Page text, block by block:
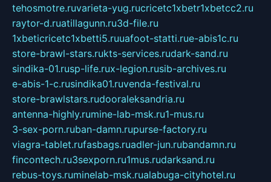
tehosmotre.ruvarieta-yug.rucricetc1xbetr1xbetcc2.ru
raytor-d.ruatillagunn.ru3d-file.ru
1xbeticricetc1xbetti5.ruuafoot-statti.rue-abis1c.ru
store-brawl-stars.rukts-services.rudark-sand.ru
sindika-01.rusp-life.rux-legion.rusib-archives.ru
e-abis-1-c.rusindika01.ruvenda-festival.ru
store-brawlstars.rudooraleksandria.ru
antenna-highly.rumine-lab-msk.ru1-mus.ru
3-sex-porn.ruban-damn.rupurse-factory.ru
viagra-tablet.rufasbags.ruadler-jun.rubandamn.ru
fincontech.ru3sexporn.ru1mus.rudarksand.ru
rebus-toys.ruminelab-msk.rualabuga-cityhotel.ru